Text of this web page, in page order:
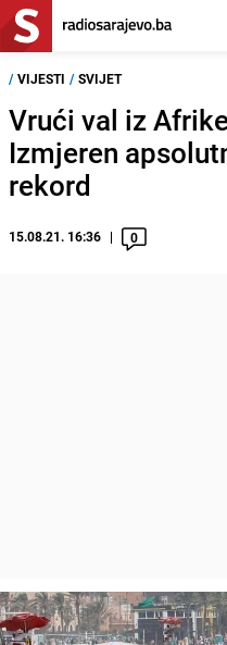
/ VIJESTI / SVIJET
Vrući val iz
Izmjeren
rekord
15.08.21. 16:36 0